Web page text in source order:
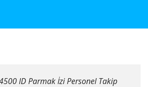
ID Parmak İzi Personel Takip